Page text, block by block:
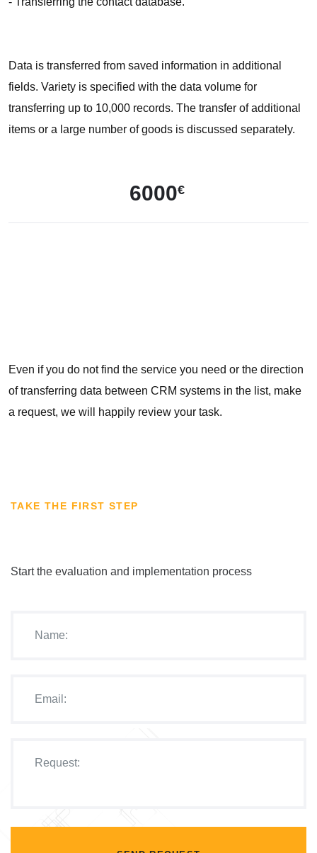
Data is transferred from saved information in additional
fields. Variety is specified with the data volume for
transferring up to 10,000 records. The transfer of additional
items or a large number of goods is discussed separately.
6000€
Even if you do not find the service you need or the direction
of transferring data between CRM systems in the list, make
a request, we will happily review your task.
TAKE THE FIRST STEP
Start the evaluation and implementation process